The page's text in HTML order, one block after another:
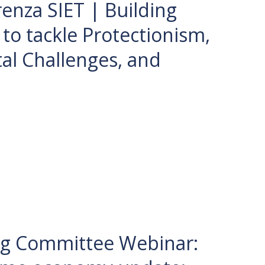
SIET | Building
tackle Protectionism,
Challenges, and
Committee Webinar: